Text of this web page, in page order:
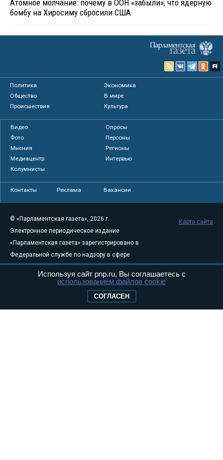
Атомное молчание: почему в ООН «забыли», что ядерную
бомбу на Хиросиму сбросили США
Политика
Экономика
Общество
В мире
Происшествия
Культура
Видео
Опросы
Фото
Персоны
Мнения
Регионы
Медиацентр
Интервью
Колумнисты
Контакты Реклама Вакансии
© «Парламентская газета», 2026 г.
Электронное периодическое издание
«Парламентская газета» зарегистрировано в
Федеральной службе по надзору в сфере
связи, информационных технологий и
массовых коммуникаций (Роскомнадзор) 05
Свидетельство о регистрации Эл № ФС77-
Карта сайта
Используя сайт pnp.ru, Вы соглашаетесь с
использованием файлов cookie
СОГЛАСЕН